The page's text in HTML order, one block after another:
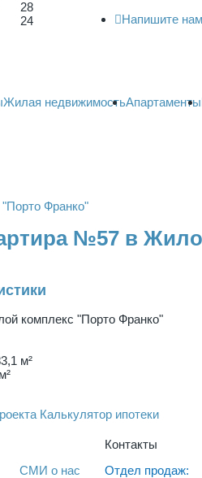
28
24
Напишите нам
Жилая недвижимостьАпартаменты
Франко"
№57 в
комплекс "Порто Франко"
м²
Калькулятор ипотеки
СМИ о нас
Контакты
Отдел продаж: